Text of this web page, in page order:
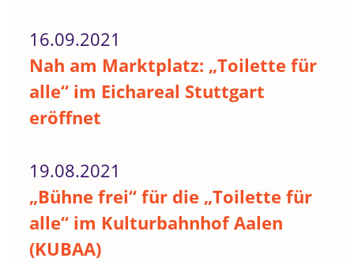
16.09.2021
Nah am Marktplatz: „Toilette für
alle“ im Eichareal Stuttgart
eröffnet
19.08.2021
„Bühne frei“ für die „Toilette für
alle“ im Kulturbahnhof Aalen
(KUBAA)